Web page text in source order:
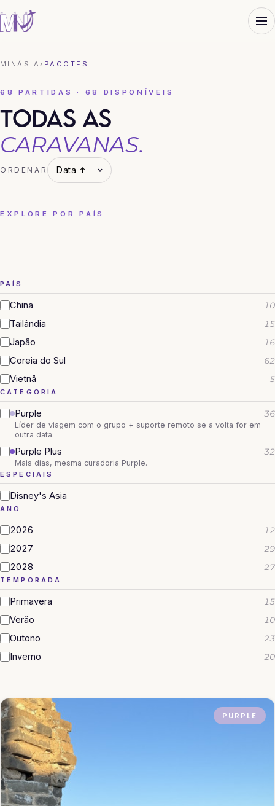
MINÁSIA› PACOTES
68 PARTIDAS · 68 DISPONÍVEIS
TODAS AS
CARAVANAS.
ORDENAR
EXPLORE POR PAÍS
CHINA
PAÍS
China 10
Tailândia 15
Japão 16
Coreia do Sul 62
Vietnã 5
CATEGORIA
Purple 36
Líder de viagem com o grupo + suporte remoto se a volta for em
outra data.
Purple Plus 32
Mais dias, mesma curadoria Purple.
ESPECIAIS
Disney's Asia
ANO
2026 12
2027 29
2028 27
TEMPORADA
Primavera 15
Verão 10
Outono 23
Inverno 20
PURPLE